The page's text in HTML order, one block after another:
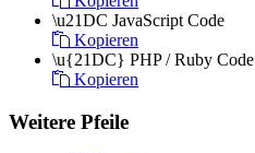
\u21DC JavaScript Code
Kopieren
\u{21DC} PHP / Ruby Code
Kopieren
Weitere Pfeile